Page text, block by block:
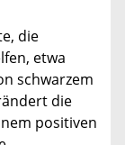
die
etwa
schwarzem
die
positiven